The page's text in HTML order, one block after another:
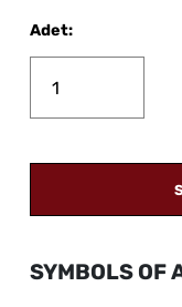
SYMBOLS OF
Adet: